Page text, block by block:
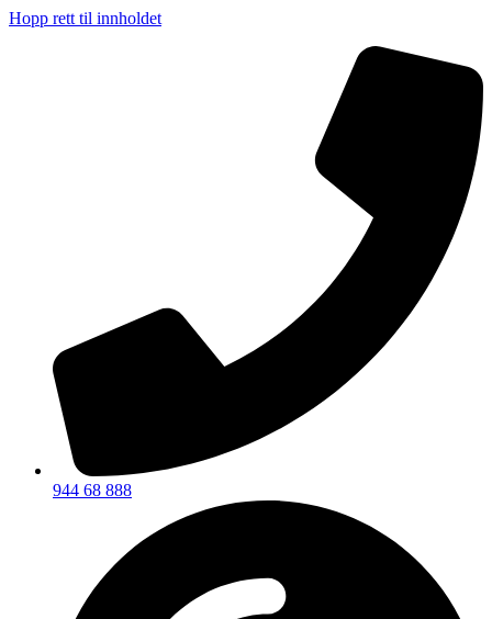
Hopp rett til innholdet
944 68 888